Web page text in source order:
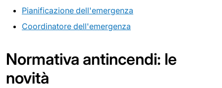
Pianificazione dell'emergenza
Coordinatore dell'emergenza
Normativa antincendi: le
novità